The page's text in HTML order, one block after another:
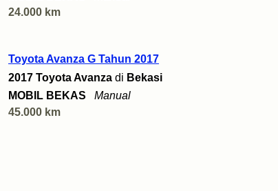
24.000 km
Toyota Avanza G Tahun 2017
2017 Toyota Avanza di Bekasi
MOBIL BEKAS
Manual
45.000 km